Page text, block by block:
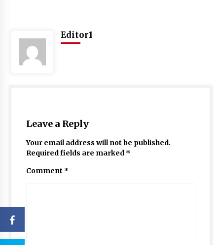
Editor1
Leave a Reply
Your email address will not be published.
Required fields are marked *
Comment *